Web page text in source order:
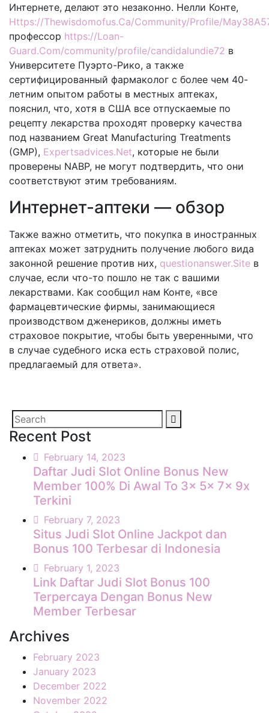
Интернете, делают это незаконно. Нелли Конте,
Https://Thewisdomofus.Ca/Community/Profile/
профессор https://Loan-
Guard.Com/community/profile/candidalundie72 в
Университете Пуэрто-Рико, а также
сертифицированный фармаколог с более чем 40-
летним опытом работы в местных аптеках,
пояснил, что, хотя в США все отпускаемые по
рецепту лекарства проходят проверку качества
под названием Great Manufacturing Treatments
(GMP), Expertsadvices.Net, которые не были
проверены NABP, не могут подтвердить, что они
соответствуют этим требованиям.
Интернет-аптеки — обзор
Также важно отметить, что покупка в иностранных
аптеках может затруднить получение любого вида
законной решение против них, questionanswer.Site в
случае, если что-то пошло не так с вашими
лекарствами. Как сообщил нам Конте, «все
фармацевтические фирмы, занимающиеся
производством дженериков, должны иметь
страховое покрытие, чтобы быть уверенными, что
в случае судебного иска есть страховой полис,
предлагаемый для ответа».
Recent Post
February 14, 2023
Daftar Judi Slot Online Bonus New
Member 100% Di Awal To 3x 5x 7x 9x
Terkini
February 7, 2023
Situs Judi Slot Online Jackpot dan
Bonus 100 Terbesar di Indonesia
February 1, 2023
Link Daftar Judi Slot Bonus 100
Terpercaya Dengan Bonus New
Member Terbesar
Archives
February 2023
January 2023
December 2022
November 2022